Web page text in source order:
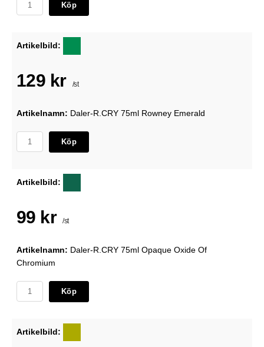
Köp
Artikelbild:
129 kr /st
Artikelnamn: Daler-R.CRY 75ml Rowney Emerald
Köp
Artikelbild:
99 kr /st
Artikelnamn: Daler-R.CRY 75ml Opaque Oxide Of
Chromium
Köp
Artikelbild: